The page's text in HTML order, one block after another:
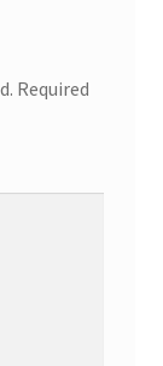
Required